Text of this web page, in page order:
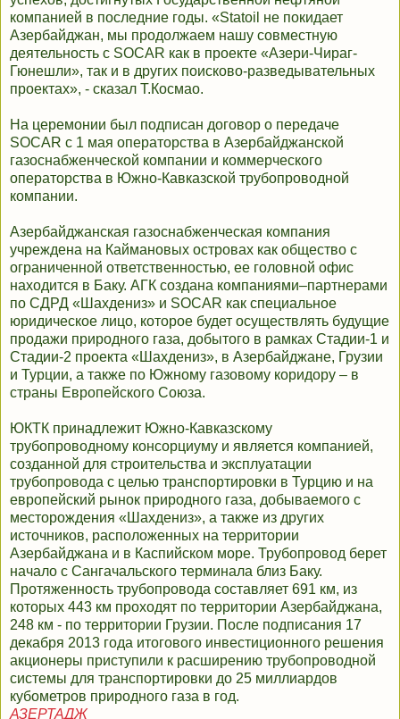
компанией в последние годы. «Statoil не покидает
Азербайджан, мы продолжаем нашу совместную
деятельность с SOCAR как в проекте «Азери-Чираг-
Гюнешли», так и в других поисково-разведывательных
проектах», - сказал Т.Космао.
На церемонии был подписан договор о передаче
SOCAR с 1 мая операторства в Азербайджанской
газоснабженческой компании и коммерческого
операторства в Южно-Кавказской трубопроводной
компании.
Азербайджанская газоснабженческая компания
учреждена на Каймановых островах как общество с
ограниченной ответственностью, ее головной офис
находится в Баку. АГК создана компаниями–партнерами
по СДРД «Шахдениз» и SOCAR как специальное
юридическое лицо, которое будет осуществлять будущие
продажи природного газа, добытого в рамках Стадии-1 и
Стадии-2 проекта «Шахдениз», в Азербайджане, Грузии
и Турции, а также по Южному газовому коридору – в
страны Европейского Союза.
ЮКТК принадлежит Южно-Кавказскому
трубопроводному консорциуму и является компанией,
созданной для строительства и эксплуатации
трубопровода с целью транспортировки в Турцию и на
европейский рынок природного газа, добываемого с
месторождения «Шахдениз», а также из других
источников, расположенных на территории
Азербайджана и в Каспийском море. Трубопровод берет
начало с Сангачальского терминала близ Баку.
Протяженность трубопровода составляет 691 км, из
которых 443 км проходят по территории Азербайджана,
248 км - по территории Грузии. После подписания 17
декабря 2013 года итогового инвестиционного решения
акционеры приступили к расширению трубопроводной
системы для транспортировки до 25 миллиардов
кубометров природного газа в год.
АЗЕРТАДЖ